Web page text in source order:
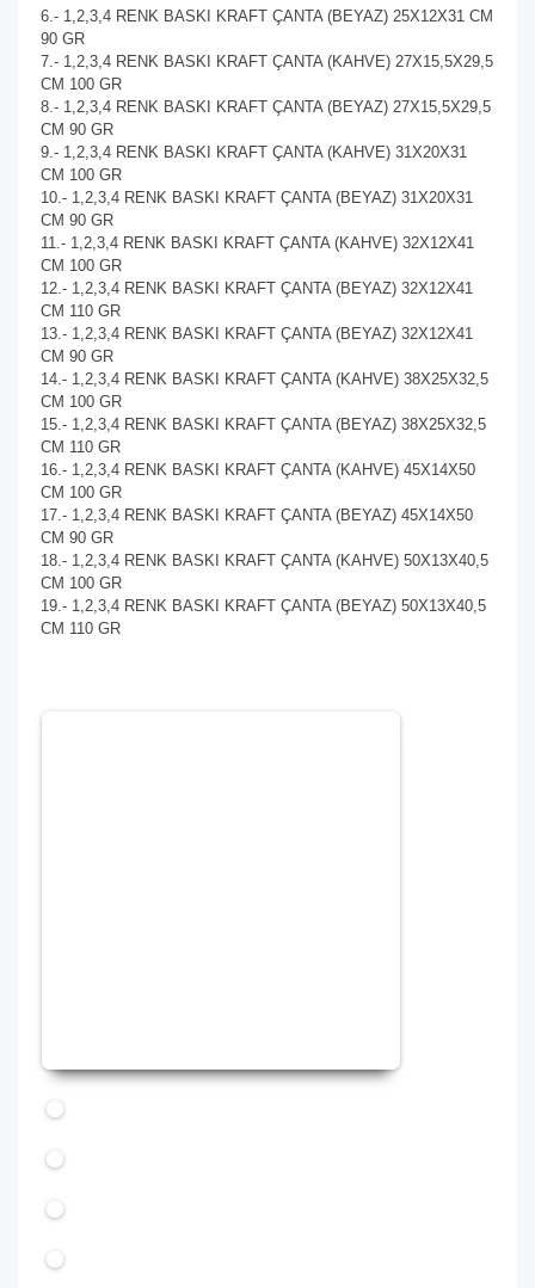
6.- 1,2,3,4 RENK BASKI KRAFT ÇANTA (BEYAZ) 25X12X31 CM
90 GR
7.- 1,2,3,4 RENK BASKI KRAFT ÇANTA (KAHVE) 27X15,5X29,5
CM 100 GR
8.- 1,2,3,4 RENK BASKI KRAFT ÇANTA (BEYAZ) 27X15,5X29,5
CM 90 GR
9.- 1,2,3,4 RENK BASKI KRAFT ÇANTA (KAHVE) 31X20X31
CM 100 GR
10.- 1,2,3,4 RENK BASKI KRAFT ÇANTA (BEYAZ) 31X20X31
CM 90 GR
11.- 1,2,3,4 RENK BASKI KRAFT ÇANTA (KAHVE) 32X12X41
CM 100 GR
12.- 1,2,3,4 RENK BASKI KRAFT ÇANTA (BEYAZ) 32X12X41
CM 110 GR
13.- 1,2,3,4 RENK BASKI KRAFT ÇANTA (BEYAZ) 32X12X41
CM 90 GR
14.- 1,2,3,4 RENK BASKI KRAFT ÇANTA (KAHVE) 38X25X32,5
CM 100 GR
15.- 1,2,3,4 RENK BASKI KRAFT ÇANTA (BEYAZ) 38X25X32,5
CM 110 GR
16.- 1,2,3,4 RENK BASKI KRAFT ÇANTA (KAHVE) 45X14X50
CM 100 GR
17.- 1,2,3,4 RENK BASKI KRAFT ÇANTA (BEYAZ) 45X14X50
CM 90 GR
18.- 1,2,3,4 RENK BASKI KRAFT ÇANTA (KAHVE) 50X13X40,5
CM 100 GR
19.- 1,2,3,4 RENK BASKI KRAFT ÇANTA (BEYAZ) 50X13X40,5
CM 110 GR